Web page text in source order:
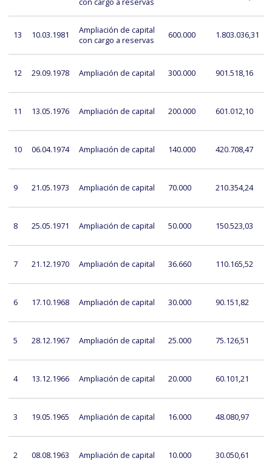
13 10.03.1981
Ampliación de capital
con cargo a reservas
600.000 1.803.036,31
12 29.09.1978 Ampliación de capital 300.000 901.518,16
11 13.05.1976 Ampliación de capital 200.000 601.012,10
10 06.04.1974 Ampliación de capital 140.000 420.708,47
9 21.05.1973 Ampliación de capital 70.000 210.354,24
8 25.05.1971 Ampliación de capital 50.000 150.523,03
7 21.12.1970 Ampliación de capital 36.660 110.165,52
6 17.10.1968 Ampliación de capital 30.000 90.151,82
5 28.12.1967 Ampliación de capital 25.000 75.126,51
4 13.12.1966 Ampliación de capital 20.000 60.101,21
3 19.05.1965 Ampliación de capital 16.000 48.080,97
2 08.08.1963 Ampliación de capital 10.000 30.050,61